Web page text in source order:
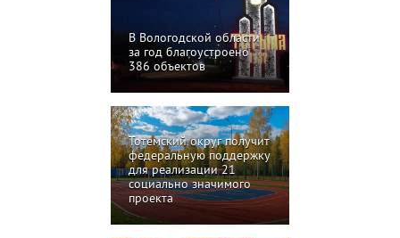
В Вологодской области
за год благоустроено
386 объектов
Тотемский округ получит
федеральную поддержку
для реализации 21
социально значимого
проекта